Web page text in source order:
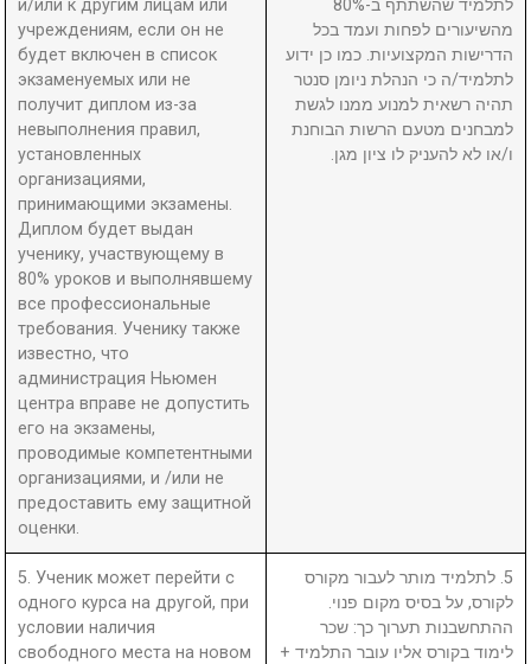
и/или к другим лицам или
учреждениям, если он не
будет включен в список
экзаменуемых или не
получит диплом из-за
невыполнения правил,
установленных
организациями,
принимающими экзамены.
Диплом будет выдан
ученику, участвующему в
80% уроков и выполнявшему
все профессиональные
требования. Ученику также
известно, что
администрация Ньюмен
центра вправе не допустить
его на экзамены,
проводимые компетентными
организациями, и /или не
предоставить ему защитной
оценки.
לתלמיד שהשתתף ב-80%
מהשיעורים לפחות ועמד בכל
הדרישות המקצועיות. כמו כן ידוע
לתלמיד/ה כי הנהלת ניומן סנטר
תהיה רשאית למנוע ממנו לגשת
למבחנים מטעם הרשות הבוחנת
ו/או לא להעניק לו ציון מגן.
5. Ученик может перейти с
одного курса на другой, при
условии наличия
свободного места на новом
5. לתלמיד מותר לעבור מקורס
לקורס, על בסיס מקום פנוי.
ההתחשבנות תערוך כך: שכר
לימוד בקורס אליו עובר התלמיד +